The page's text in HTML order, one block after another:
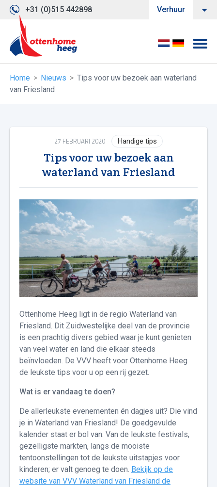
+31 (0)515 442898 Verhuur
Home Nieuws
Tips voor uw bezoek aan waterland
van Friesland
27 FEBRUARI 2020 Handige tips
Tips voor uw bezoek aan
waterland van Friesland
Ottenhome Heeg ligt in de regio Waterland van
Friesland. Dit Zuidwestelijke deel van de provincie
is een prachtig divers gebied waar je kunt genieten
van veel water en land die elkaar steeds
beïnvloeden. De VVV heeft voor Ottenhome Heeg
de leukste tips voor u op een rij gezet.
Wat is er vandaag te doen?
De allerleukste evenementen én dagjes uit? Die vind
je in Waterland van Friesland! De goedgevulde
kalender staat er bol van. Van de leukste festivals,
gezelligste markten, langs de mooiste
tentoonstellingen tot de leukste uitstapjes voor
kinderen; er valt genoeg te doen. Bekijk op de
website van VVV Waterland van Friesland de